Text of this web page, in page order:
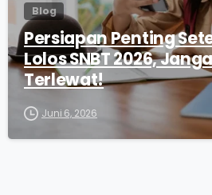
Blog
Persiapan Penting
Lolos SNBT 2026,
Terlewat!
Juni 6, 2026